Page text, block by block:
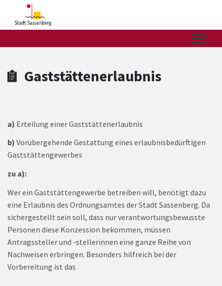
Zum Header
Zum Hauptinhalt
Zum Footer
Zum Hauptinhalt springen
Gaststättenerlaubnis
a) Erteilung einer Gaststättenerlaubnis
b) Vorübergehende Gestattung eines erlaubnisbedürftigen
Gaststättengewerbes
zu a):
Wer ein Gaststättengewerbe betreiben will, benötigt dazu
eine Erlaubnis des Ordnungsamtes der Stadt Sassenberg. Da
sichergestellt sein soll, dass nur verantwortungsbewusste
Personen diese Konzession bekommen, müssen
Antragssteller und -stellerinnen eine ganze Reihe von
Nachweisen erbringen. Besonders hilfreich bei der
Vorbereitung ist das